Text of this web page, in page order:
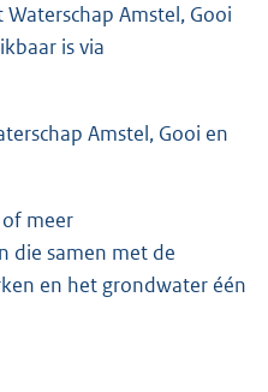
Amstel, Gooi
is via
e
Amstel, Gooi en
meer
die samen met de
en het grondwater één